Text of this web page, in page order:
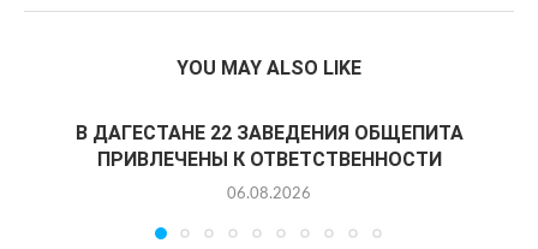
YOU MAY ALSO LIKE
В ДАГЕСТАНЕ 22 ЗАВЕДЕНИЯ ОБЩЕПИТА
ПРИВЛЕЧЕНЫ К ОТВЕТСТВЕННОСТИ
06.08.2026